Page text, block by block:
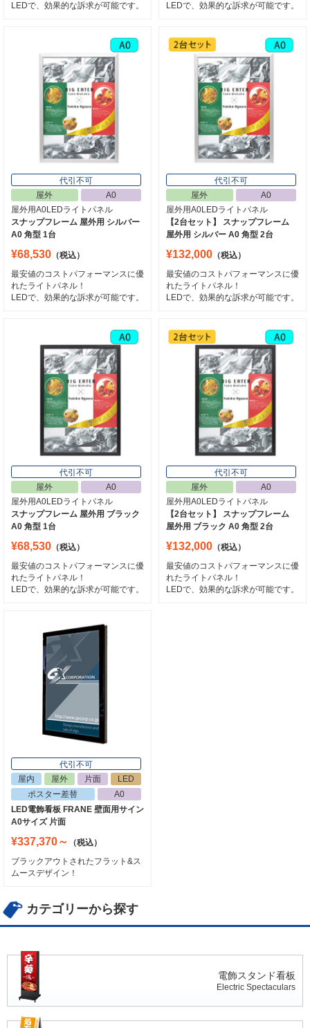
LEDで、効果的な訴求が可能です。
LEDで、効果的な訴求が可能です。
代引不可
屋外
A0
屋外用A0LEDライトパネル
スナップフレーム 屋外用 シルバー
A0 角型 1台
¥68,530 （税込）
最安値のコストパフォーマンスに優
れたライトパネル！
LEDで、効果的な訴求が可能です。
代引不可
屋外
A0
屋外用A0LEDライトパネル
【2台セット】 スナップフレーム
屋外用 シルバー A0 角型 2台
¥132,000 （税込）
最安値のコストパフォーマンスに優
れたライトパネル！
LEDで、効果的な訴求が可能です。
代引不可
屋外
A0
屋外用A0LEDライトパネル
スナップフレーム 屋外用 ブラック
A0 角型 1台
¥68,530 （税込）
最安値のコストパフォーマンスに優
れたライトパネル！
LEDで、効果的な訴求が可能です。
代引不可
屋外
A0
屋外用A0LEDライトパネル
【2台セット】 スナップフレーム
屋外用 ブラック A0 角型 2台
¥132,000 （税込）
最安値のコストパフォーマンスに優
れたライトパネル！
LEDで、効果的な訴求が可能です。
代引不可
屋内
屋外 片面
LED
ポスター差替
A0
LED電飾看板 FRANE 壁面用サイン
A0サイズ 片面
¥337,370～
（税込）
ブラックアウトされたフラット&ス
ムースデザイン！
カテゴリーから探す
電飾スタンド看板
Electric Spectaculars